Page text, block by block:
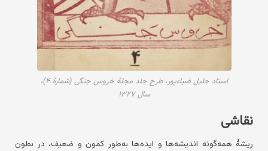
استاد جلیل ضیاءپور، طرح جلد مجلهٔ خروس جنگی (شمارهٔ ۴)،
سال ۱۳۲۷
نقاشی
ریشهٔ همه‌گونه اندیشه‌ها و ایده‌ها به‌طور کمون و ضعیف، در بطون